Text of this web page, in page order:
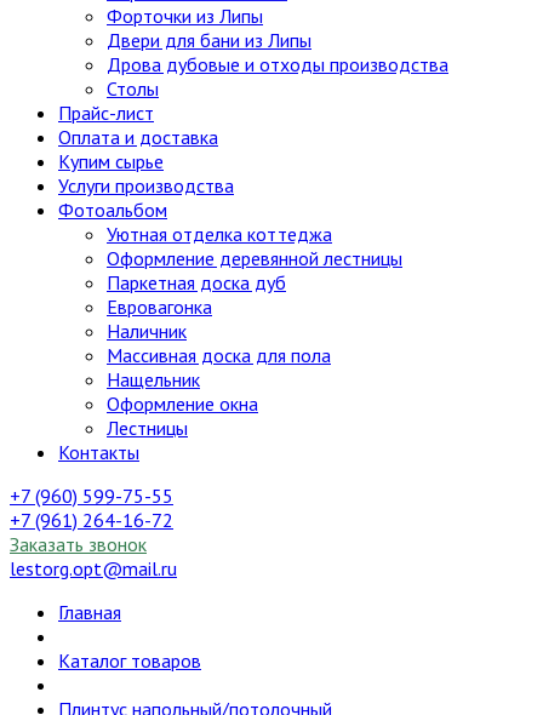
Форточки из Липы
Двери для бани из Липы
Дрова дубовые и отходы производства
Столы
Прайс-лист
Оплата и доставка
Купим сырье
Услуги производства
Фотоальбом
Уютная отделка коттеджа
Оформление деревянной лестницы
Паркетная доска дуб
Евровагонка
Наличник
Массивная доска для пола
Нащельник
Оформление окна
Лестницы
Контакты
+7 (960) 599-75-55
+7 (961) 264-16-72
Заказать звонок
lestorg.opt@mail.ru
Главная
Каталог товаров
Плинтус напольный/потолочный